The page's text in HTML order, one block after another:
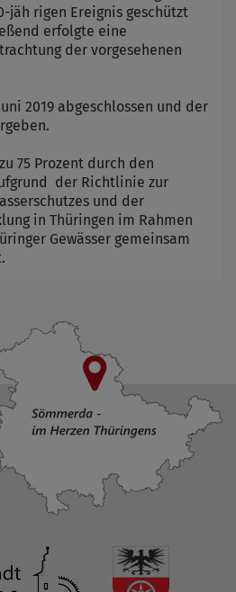
jäh rigen Ereignis geschützt
erfolgte eine
der vorgesehenen
2019 abgeschlossen und der
75 Prozent durch den
der Richtlinie zur
und der
in Thüringen im Rahmen
Gewässer gemeinsam